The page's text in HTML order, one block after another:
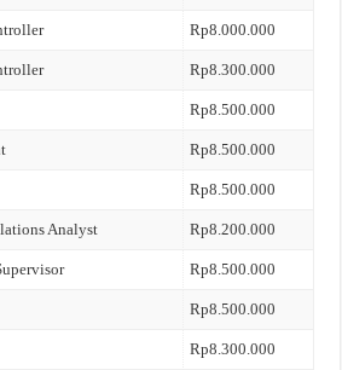
Rp8.000.000
Rp8.300.000
Rp8.500.000
Rp8.500.000
Rp8.500.000
Analyst Rp8.200.000
Rp8.500.000
Rp8.500.000
Rp8.300.000